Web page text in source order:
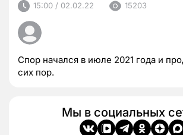
15:00 / 02.02.22 15203
Спор начался в июле 2021 года и
сих пор.
Мы в социальных